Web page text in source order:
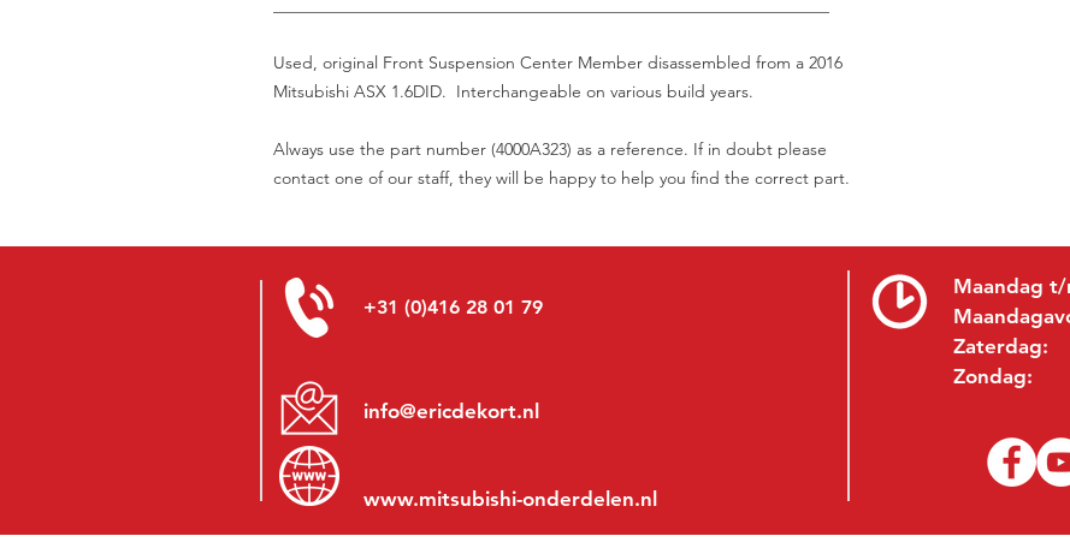
Used, original Front Suspension Center Member disassembled from a 2016
Mitsubishi ASX 1.6DID. Interchangeable on various build years.
Always use the part number (4000A323) as a reference. If in doubt please
contact one of our staff, they will be happy to help you find the correct part.
+31 (0)416 28 01 79
info@ericdekort.nl
www.mitsubishi-onderdelen.nl
Maandag
Zaterdag:
Zondag: